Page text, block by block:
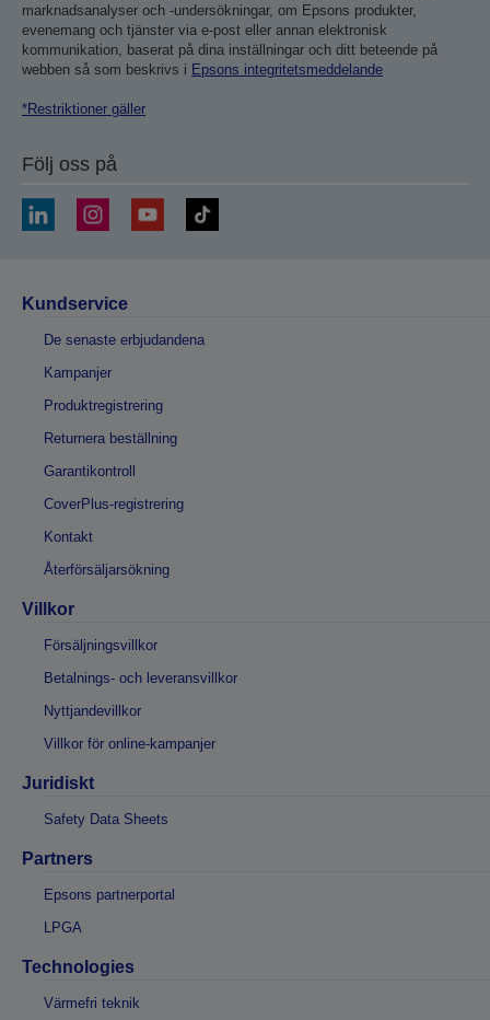
marknadsanalyser och -undersökningar, om Epsons produkter,
evenemang och tjänster via e-post eller annan elektronisk
kommunikation, baserat på dina inställningar och ditt beteende på
webben så som beskrivs i Epsons integritetsmeddelande
*Restriktioner gäller
Följ oss på
Kundservice
De senaste erbjudandena
Kampanjer
Produktregistrering
Returnera beställning
Garantikontroll
CoverPlus-registrering
Kontakt
Återförsäljarsökning
Villkor
Försäljningsvillkor
Betalnings- och leveransvillkor
Nyttjandevillkor
Villkor för online-kampanjer
Juridiskt
Safety Data Sheets
Partners
Epsons partnerportal
LPGA
Technologies
Värmefri teknik